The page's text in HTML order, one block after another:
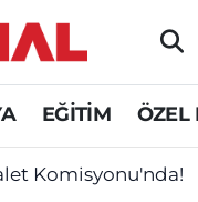
EĞİTİM ÖZEL
Komisyonu'nda!